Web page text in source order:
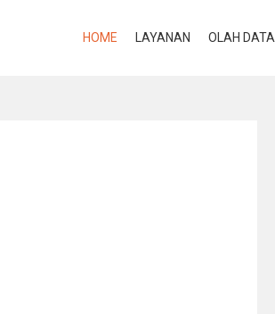
HOME LAYANAN OLAH DATA